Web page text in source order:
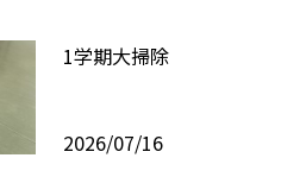
1学期大掃除
2026/07/16